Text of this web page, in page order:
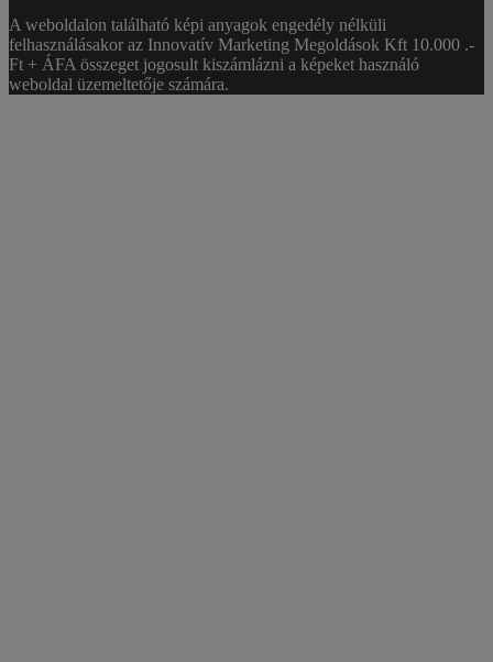
A weboldalon található képi anyagok engedély nélküli
felhasználásakor az Innovatív Marketing Megoldások Kft 10.000 .-
Ft + ÁFA összeget jogosult kiszámlázni a képeket használó
weboldal üzemeltetője számára.